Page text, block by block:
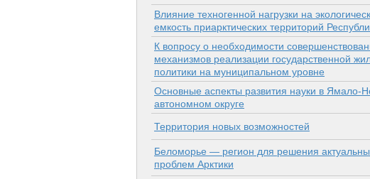
Влияние техногенной нагрузки на
емкость приарктических территорий
К вопросу о необходимости
механизмов реализации государственной
политики на муниципальном уровне
Основные аспекты развития науки в Ямало-
автономном округе
Территория новых возможностей
Беломорье — регион для решения
проблем Арктики